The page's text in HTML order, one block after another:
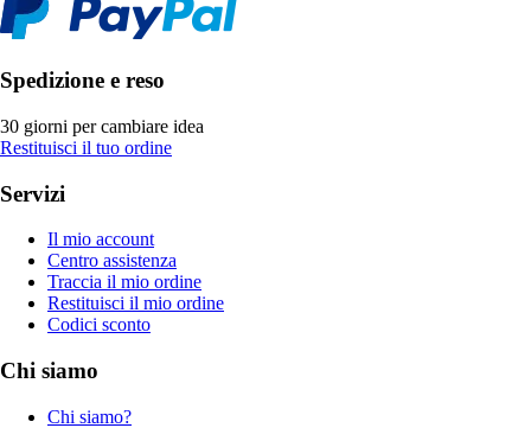
Spedizione e reso
30 giorni per cambiare idea
Restituisci il tuo ordine
Servizi
Il mio account
Centro assistenza
Traccia il mio ordine
Restituisci il mio ordine
Codici sconto
Chi siamo
Chi siamo?